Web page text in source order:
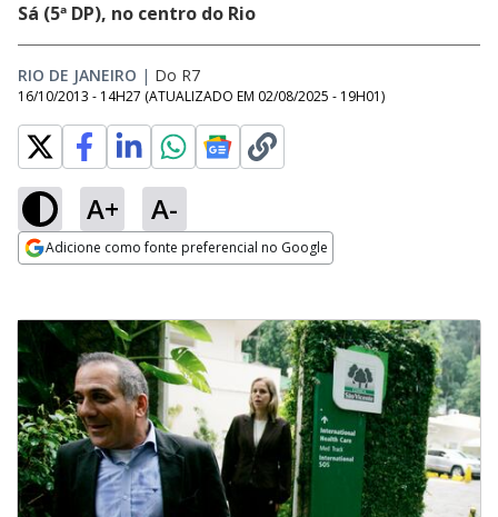
Sá (5ª DP), no centro do Rio
RIO DE JANEIRO | Do R7
16/10/2013 - 14H27 (ATUALIZADO EM 02/08/2025 - 19H01)
A+ A-
Adicione como fonte preferencial no Google